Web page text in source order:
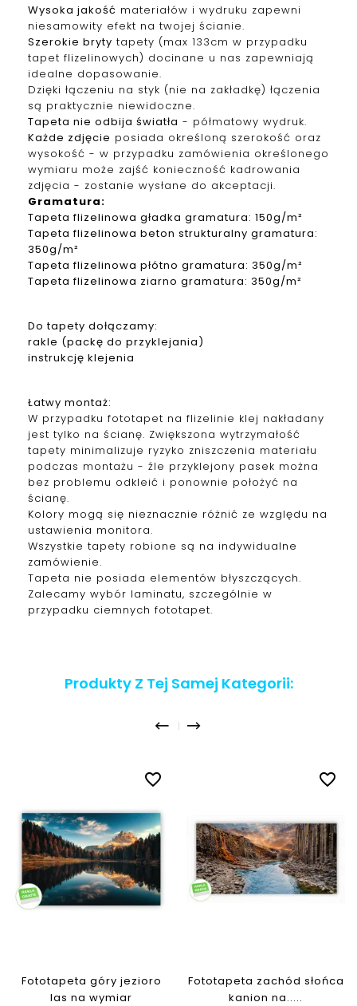
Wysoka jakość materiałów i wydruku zapewni
niesamowity efekt na twojej ścianie.
Szerokie bryty tapety (max 133cm w przypadku
tapet flizelinowych) docinane u nas zapewniają
idealne dopasowanie.
Dzięki łączeniu na styk (nie na zakładkę) łączenia
są praktycznie niewidoczne.
Tapeta nie odbija światła - półmatowy wydruk.
Każde zdjęcie posiada określoną szerokość oraz
wysokość - w przypadku zamówienia określonego
wymiaru może zajść konieczność kadrowania
zdjęcia - zostanie wysłane do akceptacji.
Gramatura:
Tapetaflizelinowa gładka gramatura: 150g/m²
Tapetaflizelinowa beton strukturalny gramatura:
350g/m²
Tapetaflizelinowa płótno gramatura: 350g/m²
Tapetaflizelinowa ziarno gramatura: 350g/m²
Do tapety dołączamy:
rakle (packę do przyklejania)
instrukcję klejenia
Łatwy montaż:
W przypadku fototapet na flizelinie klej nakładany
jest tylko na ścianę. Zwiększona wytrzymałość
tapety minimalizuje ryzyko zniszczenia materiału
podczas montażu - źle przyklejony pasek można
bez problemu odkleić i ponownie położyć na
ścianę.
Kolory mogą się nieznacznie różnić ze względu na
ustawienia monitora.
Wszystkie tapety robione są na indywidualne
zamówienie.
Tapeta nie posiada elementów błyszczących.
Zalecamy wybór laminatu, szczególnie w
przypadku ciemnych fototapet.
Produkty Z Tej Samej Kategorii:
favorite_border
Fototapeta góry jezioro
las na wymiar
favorite_border
Fototapeta zachód słońca
kanion na.....